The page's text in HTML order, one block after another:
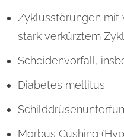
Zyklusstörungen mit
stark verkürztem
Scheidenvorfall,
Diabetes mellitus
Morbus Cushing